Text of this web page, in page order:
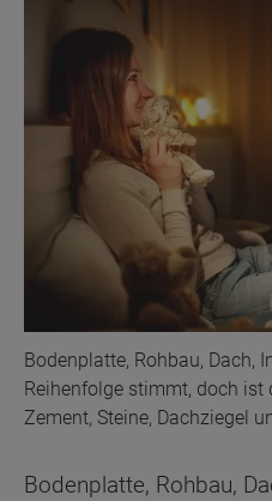
Bodenplatte, Rohbau, Dach,
Reihenfolge stimmt, doch ist
Zement, Steine, Dachziegel
Bodenplatte, Rohbau,